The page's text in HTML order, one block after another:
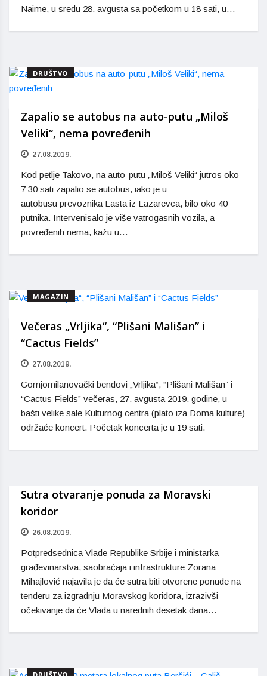
Naime, u sredu 28. avgusta sa početkom u 18 sati, u…
DRUŠTVO
Zapalio se autobus na auto-putu „Miloš
Veliki“, nema povređenih
27.08.2019.
Kod petlje Takovo, na auto-putu „Miloš Veliki“ jutros oko
7:30 sati zapalio se autobus, iako je u
autobusu prevoznika Lasta iz Lazarevca, bilo oko 40
putnika. Intervenisalo je više vatrogasnih vozila, a
povređenih nema, kažu u…
MAGAZIN
Večeras „Vrljika“, “Plišani Mališan” i
“Cactus Fields”
27.08.2019.
Gornjomilanovački bendovi „Vrljika“, “Plišani Mališan” i
“Cactus Fields” večeras, 27. avgusta 2019. godine, u
bašti velike sale Kulturnog centra (plato iza Doma kulture)
održaće koncert. Početak koncerta je u 19 sati.
Sutra otvaranje ponuda za Moravski
koridor
26.08.2019.
Potpredsednica Vlade Republike Srbije i ministarka
građevinarstva, saobraćaja i infrastrukture Zorana
Mihajlović najavila je da će sutra biti otvorene ponude na
tenderu za izgradnju Moravskog koridora, izrazivši
očekivanje da će Vlada u narednih desetak dana…